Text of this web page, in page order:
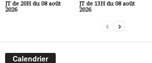
JT de 20H du 08 août
2026
JT de 13H du 08 août
2026
Calendrier